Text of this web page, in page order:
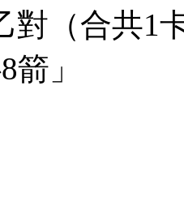
對（合共1
」